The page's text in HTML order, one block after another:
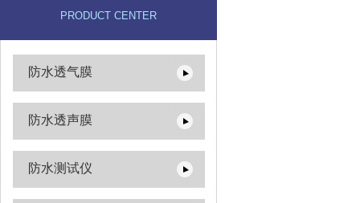
PRODUCT CENTER
防水透气膜
防水透声膜
防水测试仪